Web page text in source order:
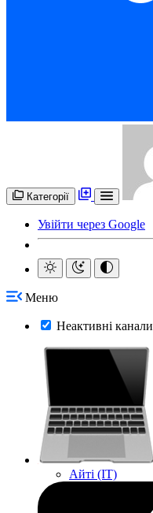
Категорії
Увійти через Google
Меню
Неактивні канали
Айті (IT)